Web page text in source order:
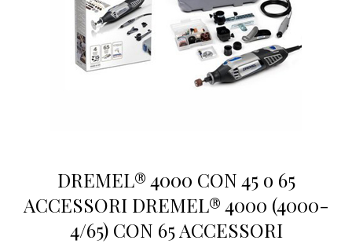
DREMEL® 4000 CON 45 o 65
ACCESSORI DREMEL® 4000 (4000-
4/65) CON 65 ACCESSORI